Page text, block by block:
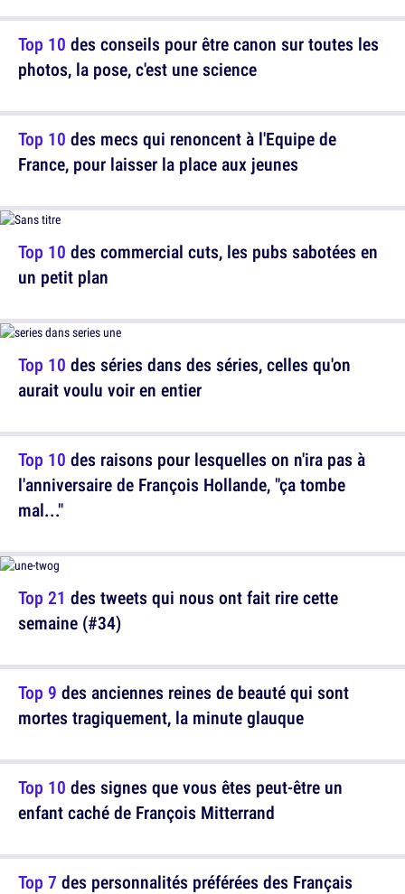
Top 10 des conseils pour être canon sur toutes les
photos, la pose, c'est une science
Top 10 des commercial cuts, les pubs sabotées en
un petit plan
Top 10 des raisons pour lesquelles on n'ira pas à
l'anniversaire de François Hollande, "ça tombe
mal..."
Top 9 des anciennes reines de beauté qui sont
mortes tragiquement, la minute glauque
Top 7 des personnalités préférées des Français
Top 10 des mecs qui renoncent à l'Equipe de
France, pour laisser la place aux jeunes
Top 10 des séries dans des séries, celles qu'on
aurait voulu voir en entier
Top 21 des tweets qui nous ont fait rire cette
semaine (#34)
Top 10 des signes que vous êtes peut-être un
enfant caché de François Mitterrand